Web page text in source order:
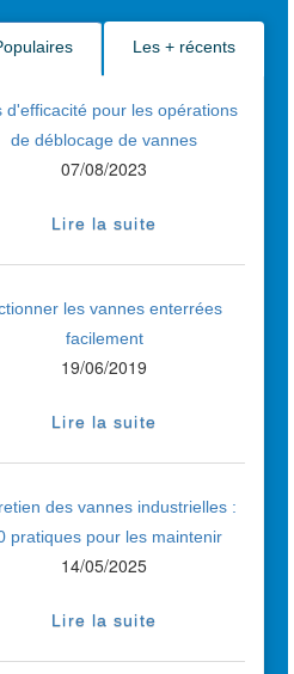
Les + récents
d'efficacité pour les opérations
de déblocage de vannes
07/08/2023
Lire la suite
les vannes enterrées
facilement
19/06/2019
Lire la suite
des vannes industrielles :
pratiques pour les maintenir
14/05/2025
Lire la suite